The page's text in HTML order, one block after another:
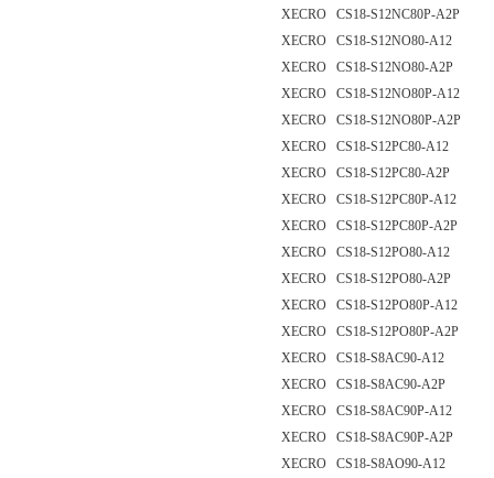
XECRO CS18-S12NC80P-A2P
XECRO CS18-S12NO80-A12
XECRO CS18-S12NO80-A2P
XECRO CS18-S12NO80P-A12
XECRO CS18-S12NO80P-A2P
XECRO CS18-S12PC80-A12
XECRO CS18-S12PC80-A2P
XECRO CS18-S12PC80P-A12
XECRO CS18-S12PC80P-A2P
XECRO CS18-S12PO80-A12
XECRO CS18-S12PO80-A2P
XECRO CS18-S12PO80P-A12
XECRO CS18-S12PO80P-A2P
XECRO CS18-S8AC90-A12
XECRO CS18-S8AC90-A2P
XECRO CS18-S8AC90P-A12
XECRO CS18-S8AC90P-A2P
XECRO CS18-S8AO90-A12